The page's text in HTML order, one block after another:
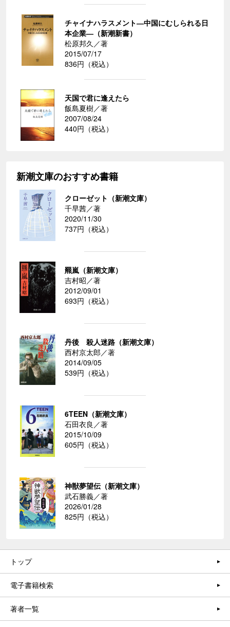
チャイナハラスメント―中国にむしられる日
本企業―（新潮新書）
松原邦久／著
2015/07/17
836円（税込）
天国で君に逢えたら
飯島夏樹／著
2007/08/24
440円（税込）
新潮文庫のおすすめ書籍
クローゼット（新潮文庫）
千早茜／著
2020/11/30
737円（税込）
羆嵐（新潮文庫）
吉村昭／著
2012/09/01
693円（税込）
丹後 殺人迷路（新潮文庫）
西村京太郎／著
2014/09/05
539円（税込）
6TEEN（新潮文庫）
石田衣良／著
2015/10/09
605円（税込）
神獣夢望伝（新潮文庫）
武石勝義／著
2026/01/28
825円（税込）
トップ
電子書籍検索
著者一覧